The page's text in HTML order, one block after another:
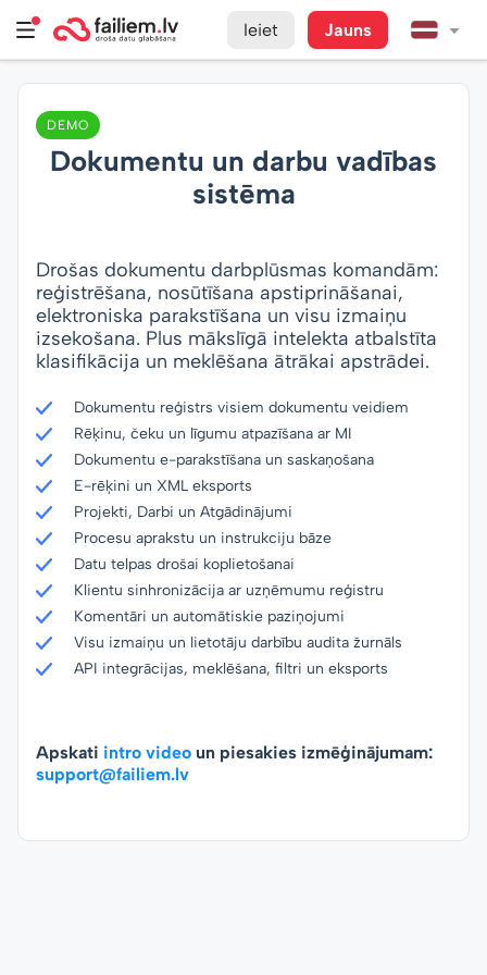
Ieiet Jauns
DEMO
Drošas dokumentu darbplūsmas komandām:
reģistrēšana, nosūtīšana apstiprināšanai,
elektroniska parakstīšana un visu izmaiņu
izsekošana. Plus mākslīgā intelekta atbalstīta
klasifikācija un meklēšana ātrākai apstrādei.
Dokumentu reģistrs visiem dokumentu veidiem
Rēķinu, čeku un līgumu atpazīšana ar MI
Dokumentu e-parakstīšana un saskaņošana
E-rēķini un XML eksports
Projekti, Darbi un Atgādinājumi
Procesu aprakstu un instrukciju bāze
Datu telpas drošai koplietošanai
Klientu sinhronizācija ar uzņēmumu reģistru
Komentāri un automātiskie paziņojumi
Visu izmaiņu un lietotāju darbību audita žurnāls
API integrācijas, meklēšana, filtri un eksports
Dokumentu un darbu vadības
sistēma
Apskati intro video un piesakies izmēģinājumam:
support@failiem.lv